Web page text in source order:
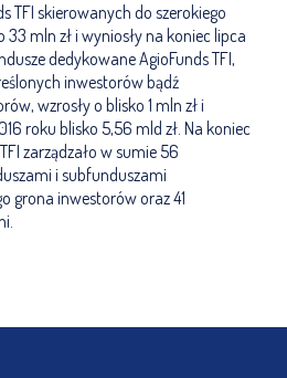
TFI skierowanych do szerokiego
mln zł i wyniosły na koniec lipca
dedykowane AgioFunds TFI,
inwestorów bądź
wzrosły o blisko 1 mln zł i
roku blisko 5,56 mld zł. Na koniec
zarządzało w sumie 56
i subfunduszami
grona inwestorów oraz 41